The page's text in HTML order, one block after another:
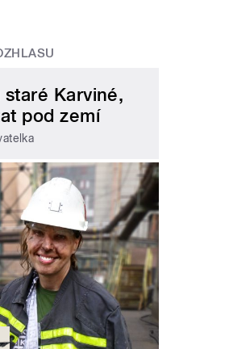
Karviné,
pod zemí